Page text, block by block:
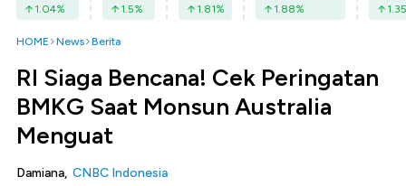
1.04% 1.5% 1.81% 1.88% 1.35
HOME News Berita
RI Siaga Bencana! Cek Peringatan
BMKG Saat Monsun Australia
Menguat
Damiana, CNBC Indonesia